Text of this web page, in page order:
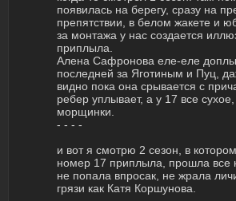
появилась на берегу, сразу на
препятствии, в белом жакете и
за монтажа у нас создается
приплыла.
Алена Сафронова еле-еле
последней за Яготиным и Пуц,
видно пока она срывается с
ребер уплывает, а у 17 все
морщинки.
- - - -
и вот я смотрю 2 сезон, в
номер 17 приплыла, прошла все
не попала впросак, не жрала
грязи как Катя Коршунова.